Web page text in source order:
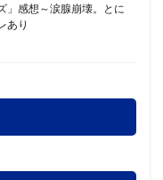
」感想～涙腺崩壊。とに
あり